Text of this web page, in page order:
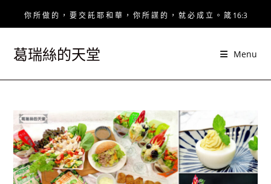
你 所 做 的 ， 要 交 託 耶 和 華 ， 你 所 謀 的 ， 就 必 成 立 。 箴 16:3
葛瑞絲的天堂 Menu